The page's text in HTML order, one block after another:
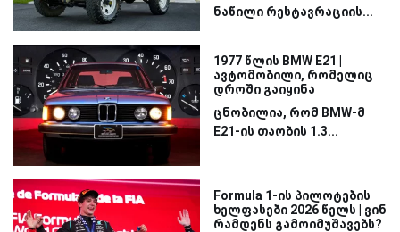
ნაწილი რესტავრაციის...
1977 წლის BMW E21 |
ავტომობილი, რომელიც
დროში გაიყინა
ცნობილია, რომ BMW-მ
E21-ის თაობის 1.3...
Formula 1-ის პილოტების
ხელფასები 2026 წელს | ვინ
რამდენს გამოიმუშავებს?